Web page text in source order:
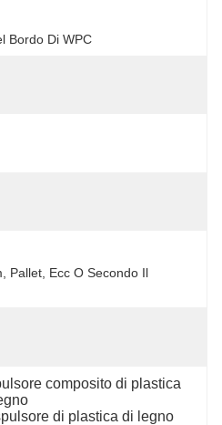
Bordo Di WPC
Pallet, Ecc O Secondo Il
composito di plastica
di plastica di legno